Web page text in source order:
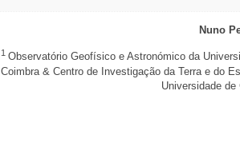
Nuno
1 Observatório Geofísico e Astronómico da
Coimbra & Centro de Investigação da Terra e do
Universidade de